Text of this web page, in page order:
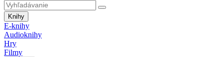
Knihy
E-knihy
Audioknihy
Hry
Filmy